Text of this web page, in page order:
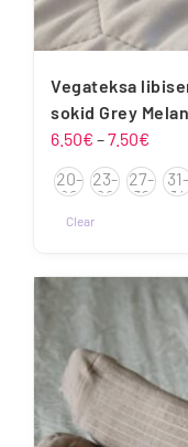
Vegateksa
sokid Grey
6.50€ –7.50€
6.50€
kuni
20-
22
23-
26
27-
30
31-
34
Clear
tootel
varianti.
Valikuid
saab
teha